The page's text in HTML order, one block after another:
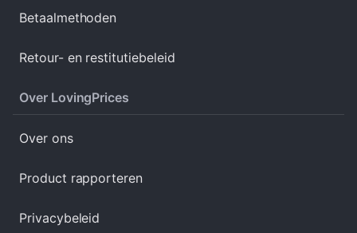
Betaalmethoden
Retour- en restitutiebeleid
Over LovingPrices
Over ons
Product rapporteren
Privacybeleid